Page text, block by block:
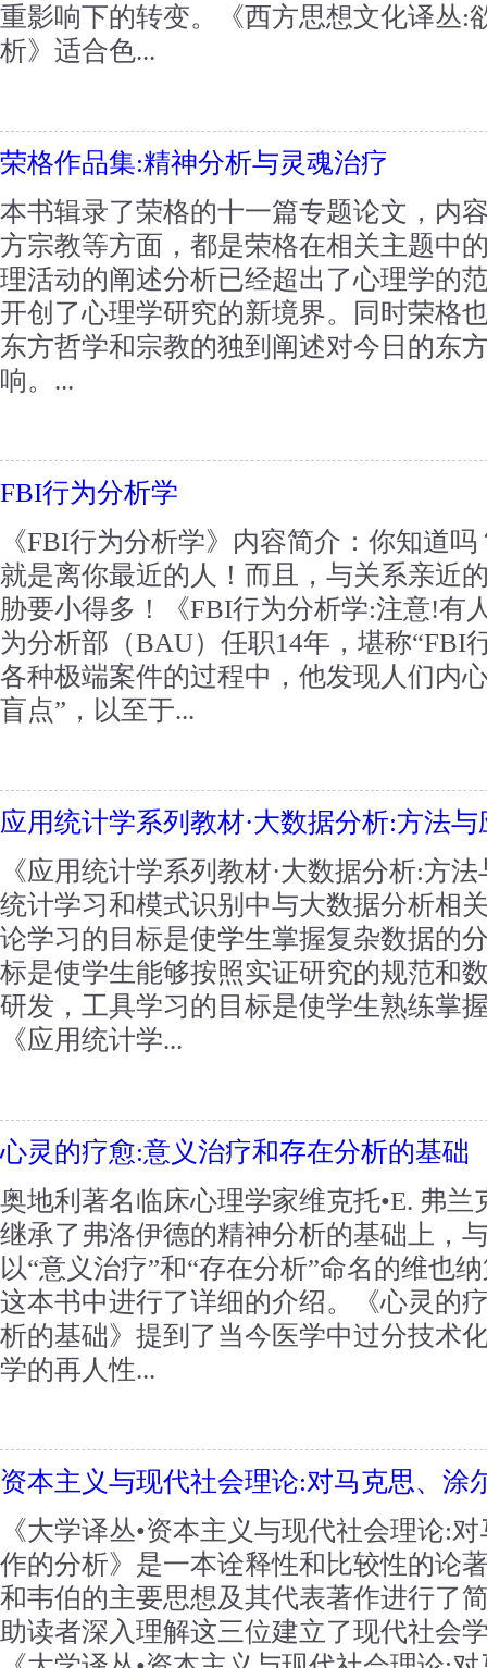
重影响下的转变。《西方思想文化译丛:
析》适合色...
荣格作品集:精神分析与灵魂治疗
本书辑录了荣格的十一篇专题论文，内
方宗教等方面，都是荣格在相关主题中
理活动的阐述分析已经超出了心理学的
开创了心理学研究的新境界。同时荣格
东方哲学和宗教的独到阐述对今日的东
响。...
FBI行为分析学
《FBI行为分析学》内容简介：你知道
就是离你最近的人！而且，与关系亲近
胁要小得多！《FBI行为分析学:注意!有
为分析部（BAU）任职14年，堪称“FBI
各种极端案件的过程中，他发现人们内
盲点”，以至于...
应用统计学系列教材·大数据分析:方法与
《应用统计学系列教材·大数据分析:方
统计学习和模式识别中与大数据分析相
论学习的目标是使学生掌握复杂数据的
标是使学生能够按照实证研究的规范和
研发，工具学习的目标是使学生熟练掌
《应用统计学...
心灵的疗愈:意义治疗和存在分析的基础
奥地利著名临床心理学家维克托•E. 弗兰
继承了弗洛伊德的精神分析的基础上，
以“意义治疗”和“存在分析”命名的维也
这本书中进行了详细的介绍。《心灵
析的基础》提到了当今医学中过分技术
学的再人性...
资本主义与现代社会理论:对马克思、涂
《大学译丛•资本主义与现代社会理论:
作的分析》是一本诠释性和比较性的论
和韦伯的主要思想及其代表著作进行了
助读者深入理解这三位建立了现代社会